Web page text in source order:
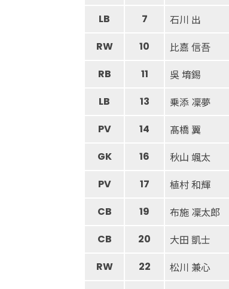
LB
7 石川 出
RW
10 比嘉 信吾
RB
11 吳 堉錫
LB
13 乗添 凜夢
PV
14 髙橋 翼
GK
16 秋山 颯太
PV
17 植村 和輝
CB
19 布施 凜太郎
CB
20 大田 凱士
RW
22 松川 兼心